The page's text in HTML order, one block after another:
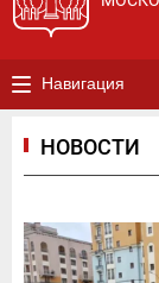
Навигация
НОВОСТИ